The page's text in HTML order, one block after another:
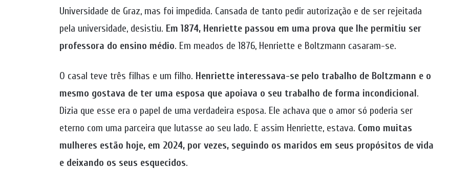
Universidade de Graz, mas foi impedida. Cansada de tanto pedir autorização e de ser rejeitada
pela universidade, desistiu. Em 1874, Henriette passou em uma prova que lhe permitiu ser
professora do ensino médio. Em meados de 1876, Henriette e Boltzmann casaram-se.
O casal teve três filhas e um filho. Henriette interessava-se pelo trabalho de Boltzmann e o
mesmo gostava de ter uma esposa que apoiava o seu trabalho de forma incondicional.
Dizia que esse era o papel de uma verdadeira esposa. Ele achava que o amor só poderia ser
eterno com uma parceira que lutasse ao seu lado. E assim Henriette, estava. Como muitas
mulheres estão hoje, em 2024, por vezes, seguindo os maridos em seus propósitos de vida
e deixando os seus esquecidos.